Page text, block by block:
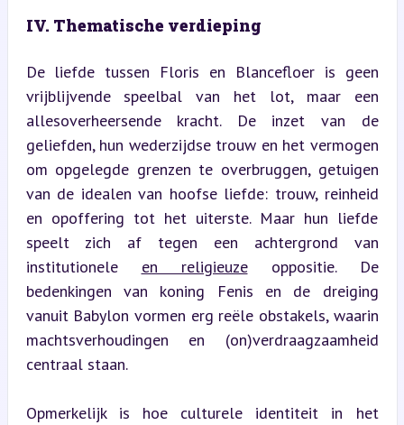
IV. Thematische verdieping
De liefde tussen Floris en Blancefloer is geen
vrijblijvende speelbal van het lot, maar een
allesoverheersende kracht. De inzet van de
geliefden, hun wederzijdse trouw en het vermogen
om opgelegde grenzen te overbruggen, getuigen
van de idealen van hoofse liefde: trouw, reinheid
en opoffering tot het uiterste. Maar hun liefde
speelt zich af tegen een achtergrond van
institutionele en religieuze oppositie. De
bedenkingen van koning Fenis en de dreiging
vanuit Babylon vormen erg reële obstakels, waarin
machtsverhoudingen en (on)verdraagzaamheid
centraal staan.
Opmerkelijk is hoe culturele identiteit in het